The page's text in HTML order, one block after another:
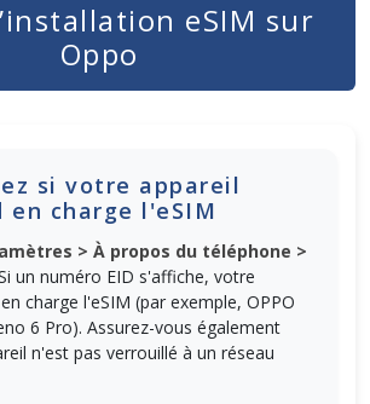
eSIM sur
Oppo
si votre appareil
en charge l'eSIM
> À propos du téléphone >
un numéro EID s'affiche, votre
charge l'eSIM (par exemple, OPPO
6 Pro). Assurez-vous également
n'est pas verrouillé à un réseau